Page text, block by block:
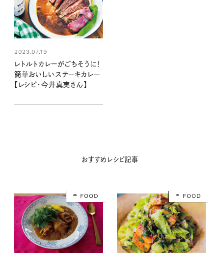
2023.07.19
レトルトカレーがごちそうに！
簡単おいしいステーキカレー
【レシピ・今井真実さん】
おすすめレシピ記事
FOOD FOOD